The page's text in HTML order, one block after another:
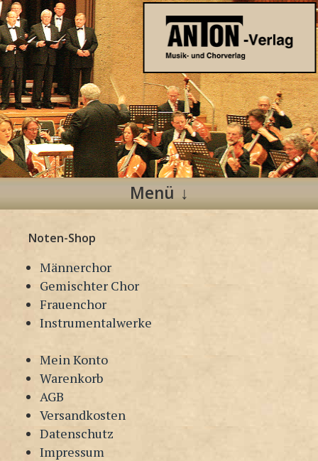
Anton Verlag
Musik- und Chorverlag
Menü
Inhalt
springen
Noten-Shop
Männerchor
Gemischter Chor
Frauenchor
Instrumentalwerke
Mein Konto
Warenkorb
AGB
Versandkosten
Datenschutz
Impressum